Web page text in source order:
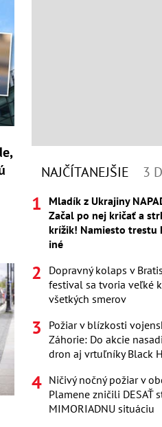
NAJČÍTANEJŠIE 3
Mladík z Ukrajiny
Začal po nej kričať a
krížik! Namiesto trestu
iné
Dopravný kolaps v
festival sa tvoria veľké
všetkých smerov
Požiar v blízkosti
Záhorie: Do akcie
dron aj vrtuľníky Black
Ničivý nočný požiar v
Plamene zničili DESAŤ
MIMORIADNU situáciu